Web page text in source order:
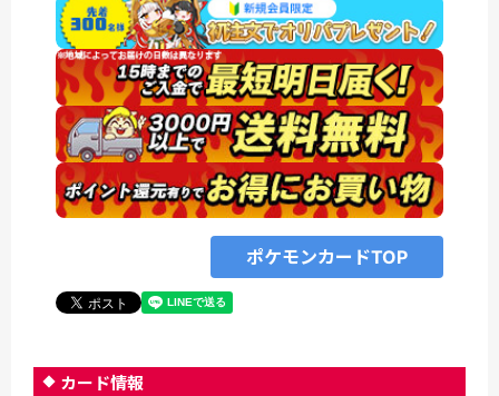
ポケモンカードTOP
カード情報